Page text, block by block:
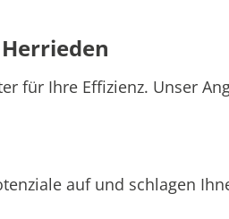
für Ihre Effizienz. Unser
auf und schlagen